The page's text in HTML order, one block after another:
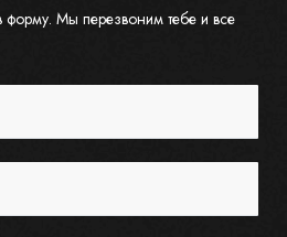
Мы перезвоним тебе и все